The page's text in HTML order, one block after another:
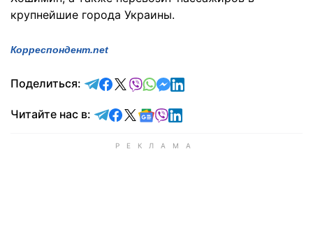
крупнейшие города Украины.
Корреспондент.net
Поделиться: отправить в Telegram
поделиться в Facebook
поделиться в X
отправить в Viber
отправить в Whatsapp
отправить в Messenger
отправить в LinkedIn
Читайте нас в: Читайте в Telegram
Читайте в Facebook
Читайте в X
Читайте в Google news
Читайте в Viber
Читайте в LinkedIn